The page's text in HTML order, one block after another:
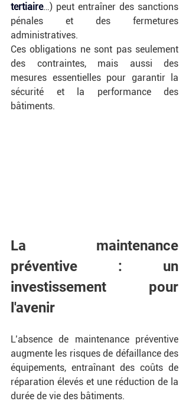
tertiaire…) peut entraîner des sanctions
pénales et des fermetures
administratives.
Ces obligations ne sont pas seulement
des contraintes, mais aussi des
mesures essentielles pour garantir la
sécurité et la performance des
bâtiments.
La maintenance
préventive : un
investissement pour
l'avenir
L’absence de maintenance préventive
augmente les risques de défaillance des
équipements, entraînant des coûts de
réparation élevés et une réduction de la
durée de vie des bâtiments.